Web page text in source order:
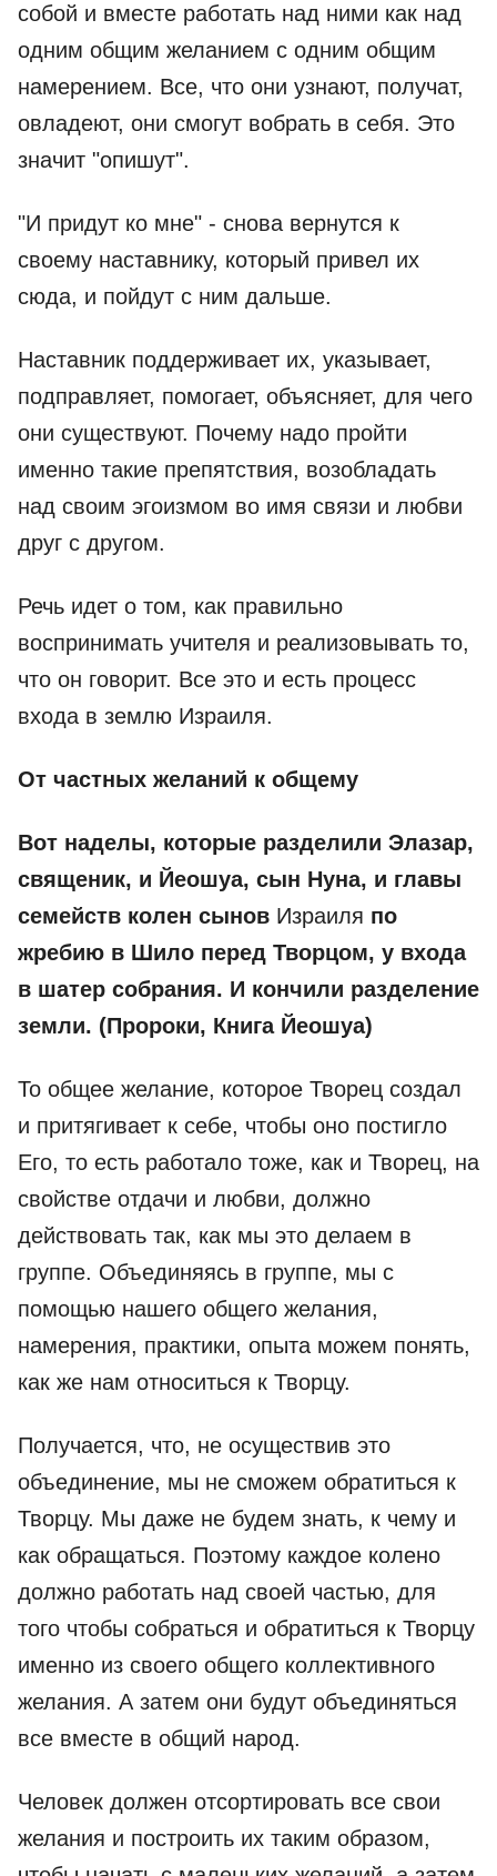
собой и вместе работать над ними как над
одним общим желанием с одним общим
намерением. Все, что они узнают, получат,
овладеют, они смогут вобрать в себя. Это
значит "опишут".
"И придут ко мне" - снова вернутся к
своему наставнику, который привел их
сюда, и пойдут с ним дальше.
Наставник поддерживает их, указывает,
подправляет, помогает, объясняет, для чего
они существуют. Почему надо пройти
именно такие препятствия, возобладать
над своим эгоизмом во имя связи и любви
друг с другом.
Речь идет о том, как правильно
воспринимать учителя и реализовывать то,
что он говорит. Все это и есть процесс
входа в землю Израиля.
От частных желаний к общему
Вот наделы, которые разделили Элазар,
священик, и Йеошуа, сын Нуна, и главы
семейств колен сынов Израиля по
жребию в Шило перед Творцом, у входа
в шатер собрания. И кончили разделение
земли. (Пророки, Книга Йеошуа)
То общее желание, которое Творец создал
и притягивает к себе, чтобы оно постигло
Его, то есть работало тоже, как и Творец, на
свойстве отдачи и любви, должно
действовать так, как мы это делаем в
группе. Объединяясь в группе, мы с
помощью нашего общего желания,
намерения, практики, опыта можем понять,
как же нам относиться к Творцу.
Получается, что, не осуществив это
объединение, мы не сможем обратиться к
Творцу. Мы даже не будем знать, к чему и
как обращаться. Поэтому каждое колено
должно работать над своей частью, для
того чтобы собраться и обратиться к Творцу
именно из своего общего коллективного
желания. А затем они будут объединяться
все вместе в общий народ.
Человек должен отсортировать все свои
желания и построить их таким образом,